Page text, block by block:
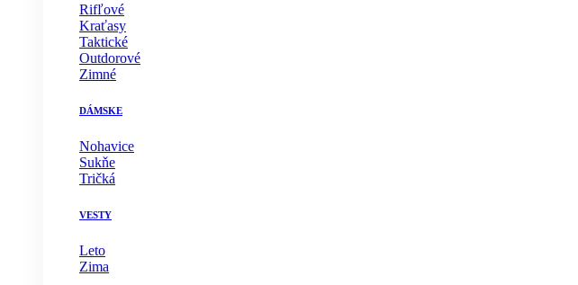
Rifľové
Kraťasy
Taktické
Outdorové
Zimné
DÁMSKE
Nohavice
Sukňe
Tričká
VESTY
Leto
Zima